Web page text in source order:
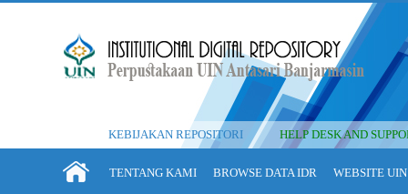
KEBIJAKAN REPOSITORI HELP DESK AND
TENTANG KAMI BROWSE DATA IDR WEBSITE